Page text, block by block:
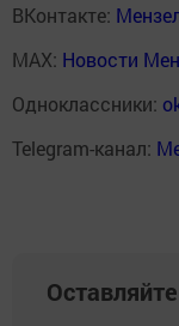
ВКонтакте:
MAX: Новости
Одноклассники:
Telegram-канал: